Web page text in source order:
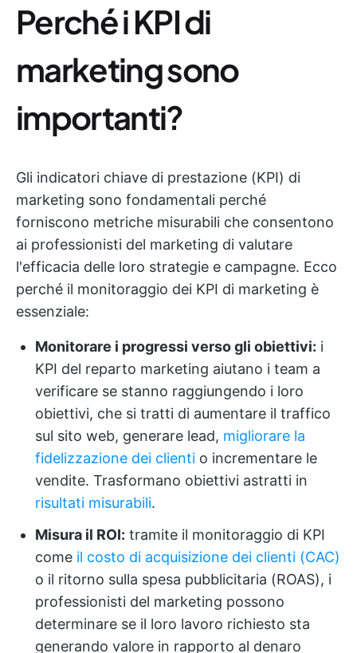
Perché i KPI di
marketing sono
importanti?
Gli indicatori chiave di prestazione (KPI) di
marketing sono fondamentali perché
forniscono metriche misurabili che consentono
ai professionisti del marketing di valutare
l'efficacia delle loro strategie e campagne. Ecco
perché il monitoraggio dei KPI di marketing è
essenziale:
Monitorare i progressi verso gli obiettivi: i
KPI del reparto marketing aiutano i team a
verificare se stanno raggiungendo i loro
obiettivi, che si tratti di aumentare il traffico
sul sito web, generare lead, migliorare la
fidelizzazione dei clienti o incrementare le
vendite. Trasformano obiettivi astratti in
risultati misurabili.
Misura il ROI: tramite il monitoraggio di KPI
come il costo di acquisizione dei clienti (CAC)
o il ritorno sulla spesa pubblicitaria (ROAS), i
professionisti del marketing possono
determinare se il loro lavoro richiesto sta
generando valore in rapporto al denaro